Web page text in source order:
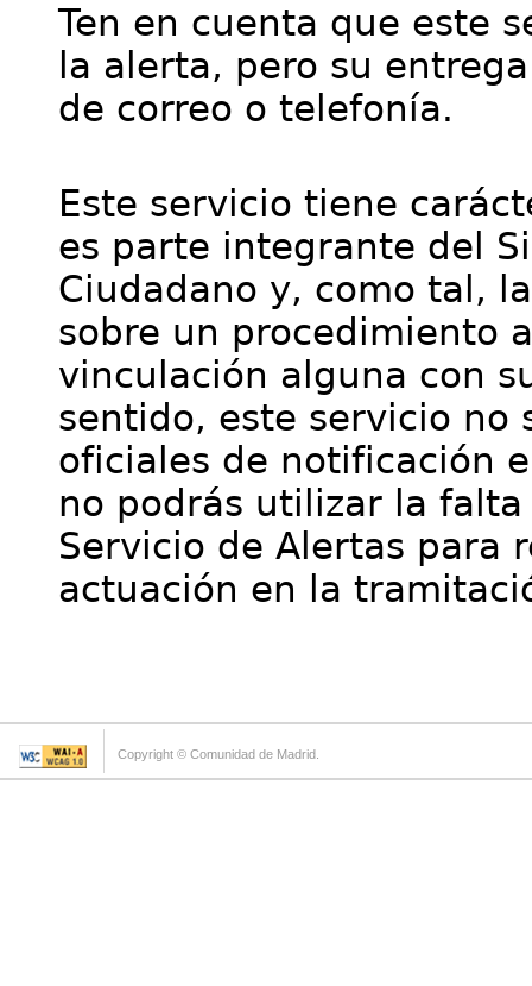
Ten en cuenta que este
la alerta, pero su
de correo o telefonía.
Este servicio tiene
es parte integrante del
Ciudadano y, como tal,
sobre un procedimiento
vinculación alguna con
sentido, este servicio no
oficiales de notificación
no podrás utilizar la
Servicio de Alertas para
actuación en la
Copyright © Comunidad de Madrid.